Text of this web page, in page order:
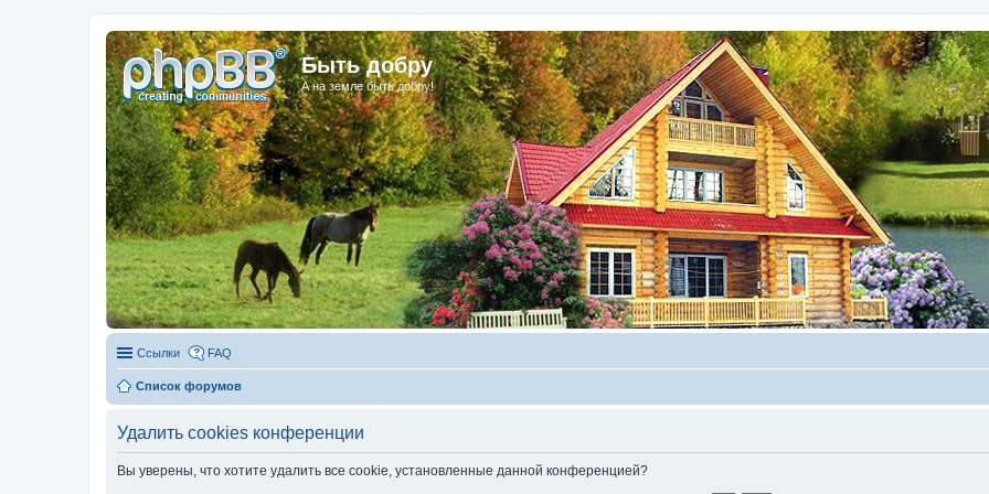
Быть добру
А на земле быть добру!
Ссылки FAQ
Список форумов
Удалить cookies конференции
Вы уверены, что хотите удалить все cookie, установленные данной конференцией?